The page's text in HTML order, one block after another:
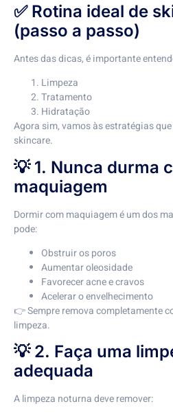
✅ Rotina ideal de
(passo a passo)
Antes das dicas, é importante
Limpeza
Tratamento
Hidratação
Agora sim, vamos às estratégias
skincare.
💡 1. Nunca durma
maquiagem
Dormir com maquiagem é um dos
pode:
Obstruir os poros
Aumentar oleosidade
Favorecer acne e cravos
Acelerar o envelhecimento
👉 Sempre remova completamente
limpeza.
💡 2. Faça uma
adequada
A limpeza noturna deve remover: